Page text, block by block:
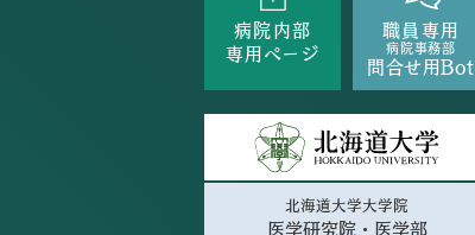
病院内部
専用ページ
職員専用
病院事務部
問合せ用Bot
北海道大学大学院
医学研究院・医学部